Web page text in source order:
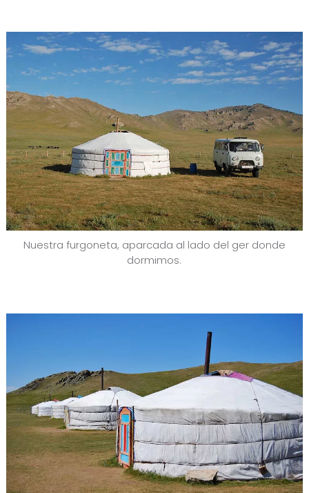
Nuestra furgoneta, aparcada al lado del ger donde
dormimos.